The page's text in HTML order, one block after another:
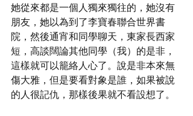
她從來都是一個人獨來獨往的，她沒有
朋友，她以為到了李寶春聯合世界書
院，然後通宵和同學聊天，東家長西家
短，高談闊論其他同學（我）的是非，
這樣就可以籠絡人心了。說是非本來無
傷大雅，但是要看對象是誰，如果被說
的人很記仇，那樣後果就不看設想了。